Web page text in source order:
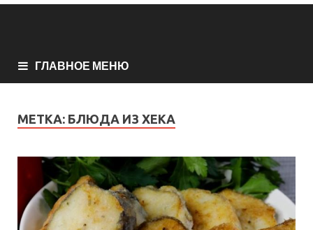
ГЛАВНОЕ МЕНЮ
МЕТКА: БЛЮДА ИЗ ХЕКА